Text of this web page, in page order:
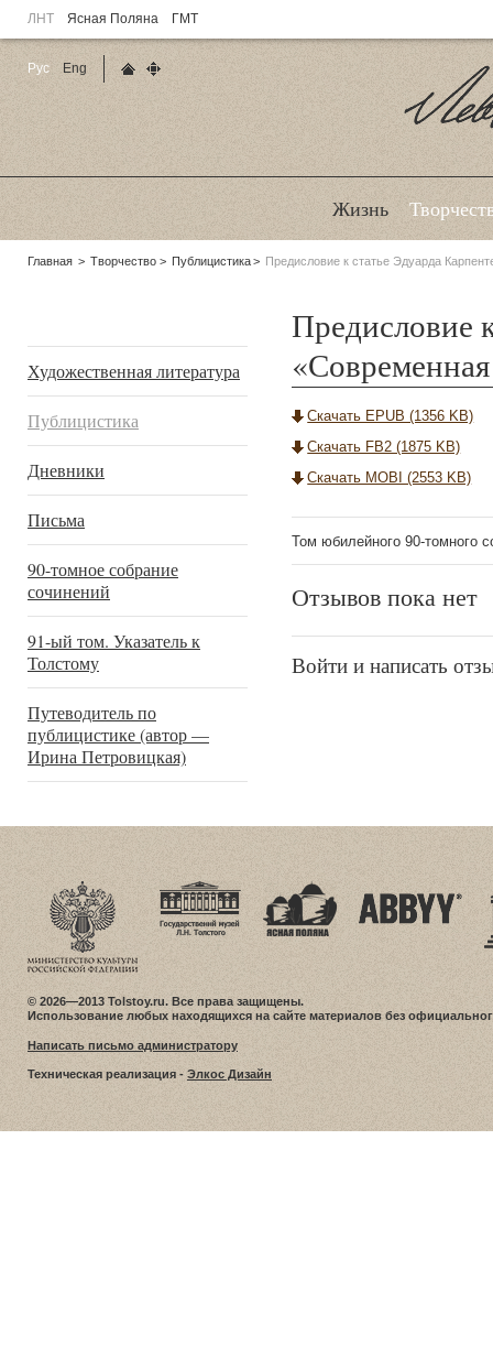
ЛНТ Ясная Поляна ГМТ
Жизнь
Родительские
Главная Творчество Публицистика Предисловие к статье Эдуарда
Художественная литература
Публицистика
Дневники
Письма
90-томное собрание
сочинений
91-ый том. Указатель к
Толстому
Путеводитель по
публицистике (автор —
Ирина Петровицкая)
Предисловие
Скачать EPUB (1356 KB)
Скачать FB2 (1875 KB)
Скачать MOBI (2553 KB)
Том юбилейного 90-томного
Отзывов пока нет
Войти и написать
Рус
Eng
© 2026—2013 Tolstoy.ru. Все права защищены.
Использование любых находящихся на сайте материалов без
Написать письмо администратору
Техническая реализация - Элкос Дизайн